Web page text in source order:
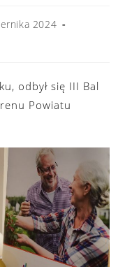
2024
odbył się III Bal
Powiatu